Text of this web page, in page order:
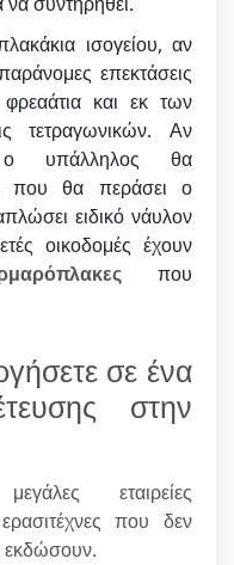
ισογείου, αν
επεκτάσεις
και εκ των
τετραγωνικών. Αν
υπάλληλος θα
που θα περάσει ο
ειδικό νάυλον
οικοδομές έχουν
που
σε ένα
στην
εταιρείες
που δεν
εκδώσουν.